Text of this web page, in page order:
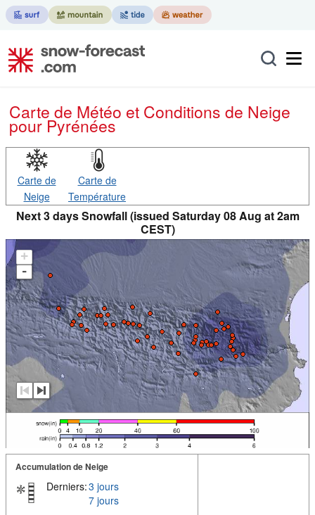
Carte de Météo et Conditions de Neige
pour Pyrénées
Carte de
Neige
Carte de
Température
Next 3 days Snowfall (issued Saturday 08 Aug at 2am
CEST)
+
-
Accumulation de Neige
Derniers:3 jours
7 jours